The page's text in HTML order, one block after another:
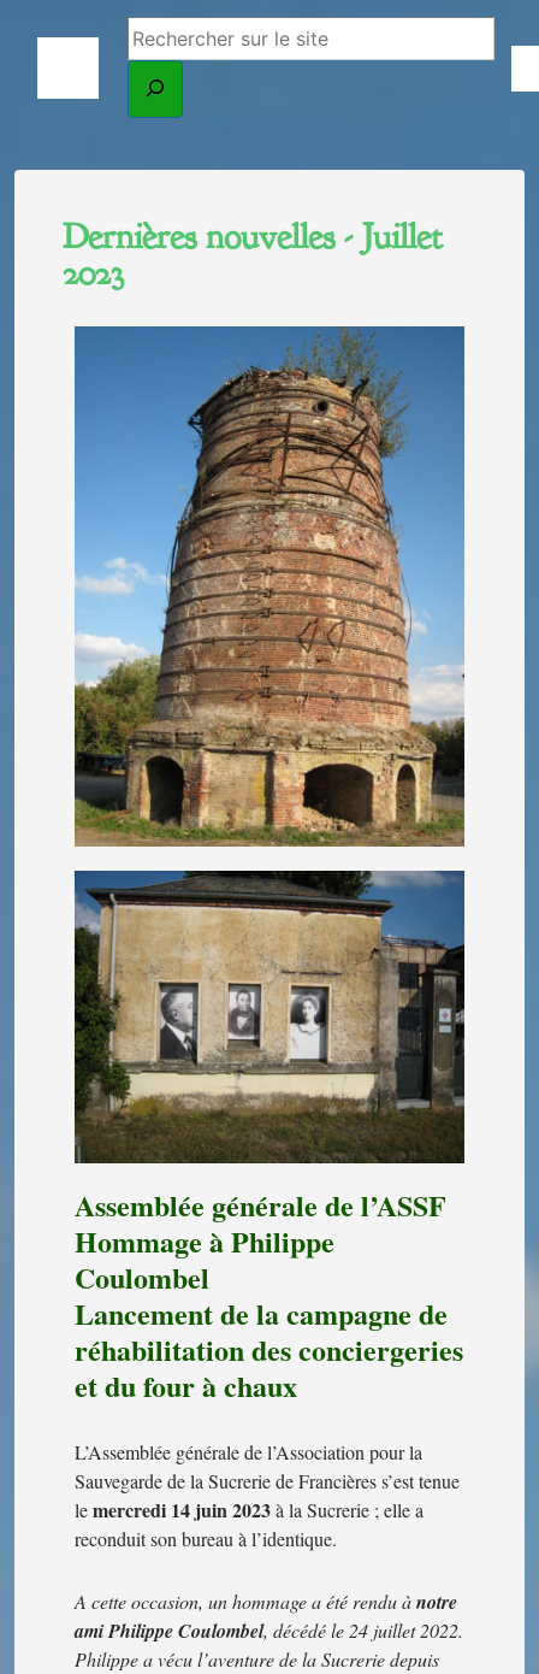
Dernières nouvelles - Juillet
2023
Assemblée générale de l’ASSF
Hommage à Philippe
Coulombel
Lancement de la campagne de
réhabilitation des conciergeries
et du four à chaux
L’Assemblée générale de l’Association pour la
Sauvegarde de la Sucrerie de Francières s’est tenue
lemercredi 14 juin 2023à la Sucrerie ; elle a
reconduit son bureau à l’identique.
A cette occasion, un hommage a été rendu ànotre
ami Philippe Coulombel, décédé le 24 juillet 2022.
Philippe a vécu l’aventure de la Sucrerie depuis